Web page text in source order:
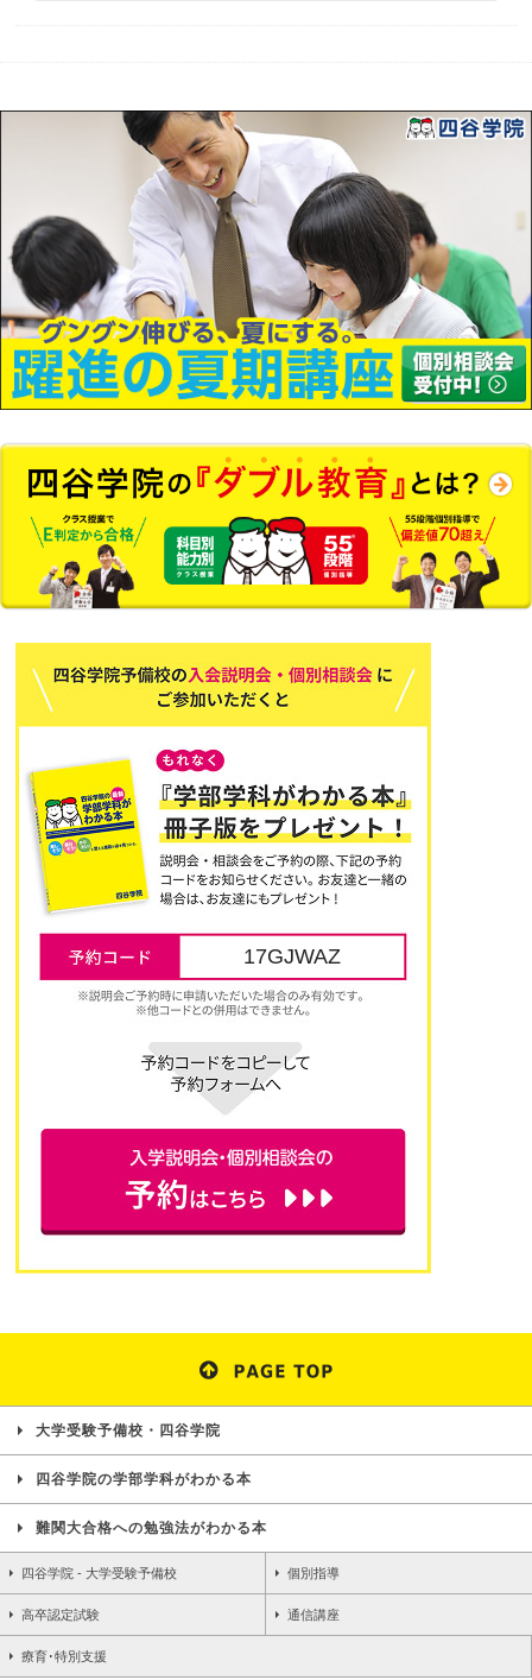
17GJWAZ
大学受験予備校・四谷学院
四谷学院の学部学科がわかる本
難関大合格への勉強法がわかる本
四谷学院 - 大学受験予備校 個別指導
高卒認定試験 通信講座
療育･特別支援